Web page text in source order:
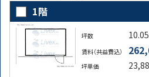
1階
坪数
賃料（共益費込）
坪単価